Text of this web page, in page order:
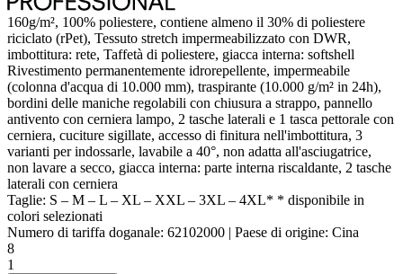
160g/m², 100% poliestere, contiene almeno il 30% di poliestere
riciclato (rPet), Tessuto stretch impermeabilizzato con DWR,
imbottitura: rete, Taffetà di poliestere, giacca interna: softshell
Rivestimento permanentemente idrorepellente, impermeabile
(colonna d'acqua di 10.000 mm), traspirante (10.000 g/m² in 24h),
bordini delle maniche regolabili con chiusura a strappo, pannello
antivento con cerniera lampo, 2 tasche laterali e 1 tasca pettorale con
cerniera, cuciture sigillate, accesso di finitura nell'imbottitura, 3
varianti per indossarle, lavabile a 40°, non adatta all'asciugatrice,
non lavare a secco, giacca interna: parte interna riscaldante, 2 tasche
laterali con cerniera
Taglie: S – M – L – XL – XXL – 3XL – 4XL* * disponibile in
colori selezionati
Numero di tariffa doganale: 62102000 | Paese di origine: Cina
8
1